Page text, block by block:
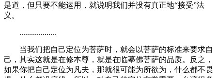
是道，但只要不能运用，就说明我们并没有真正地“接受”法
义。
...................
当我们把自己定位为菩萨时，就会以菩萨的标准来要求自
己，其实这就是在修本尊，就是在临摹佛菩萨的品质。反之，
如果你把自己定位为凡夫，那就很可能为所欲为，什么都不畏